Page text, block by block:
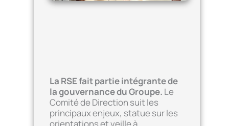
La RSE fait partie intégrante de
la gouvernance du Groupe. Le
Comité de Direction suit les
principaux enjeux, statue sur les